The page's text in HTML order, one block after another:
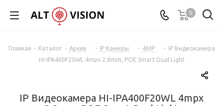
0
Главная - Каталог - Архив - IP Камеры - 4MP - IP Видеокамера
HI-IPA400F20WL 4mpx 2.8mm, POE Smart Dual Light
IP Видеокамера HI-IPA400F20WL 4mpx